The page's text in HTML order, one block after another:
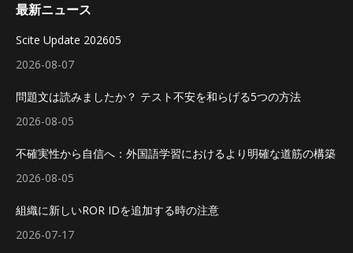
最新ニュース
Scite Update 202605
2026-08-07
問題文は読みましたか？ テスト不安を和らげる5つの方法
2026-08-05
不確実性から自信へ：外国語学習におけるより明確な道筋の構築
2026-08-05
組織に新しいROR IDを追加する時の注意
2026-07-17